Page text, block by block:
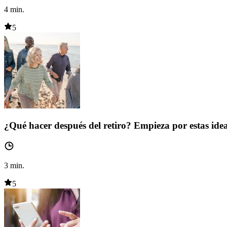
4 min.
5
¿Qué hacer después del retiro? Empieza por estas
3 min.
5